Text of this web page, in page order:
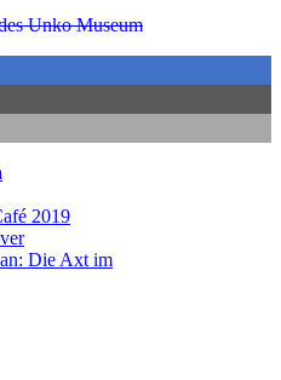
Unko Museum
2019
Die Axt im